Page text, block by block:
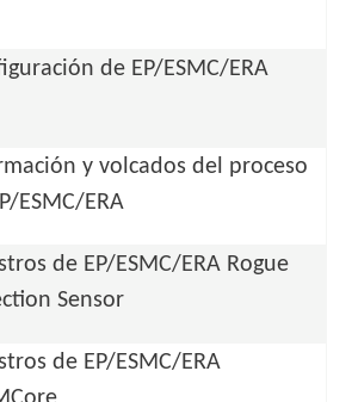
de EP/ESMC/ERA
y volcados del proceso
ESMC/ERA
de EP/ESMC/ERA Rogue
Sensor
de EP/ESMC/ERA